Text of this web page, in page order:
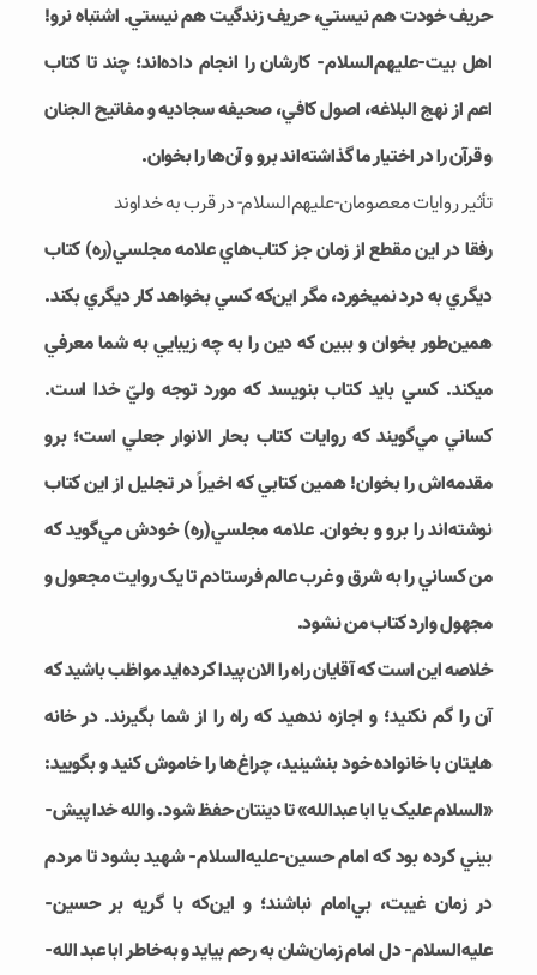
حريف خودت هم نيستي، حريف زندگيت هم نيستي. اشتباه نرو!
اهل بيت-علیهم‌السلام- کارشان را انجام داده‌­اند؛ چند تا کتاب
اعم از نهج البلاغه، اصول کافي، صحيفه سجاديه و مفاتيح الجنان
و قرآن را در اختيار ما گذاشته‌­اند برو و آن‌ها را بخوان.
تأثير روايات معصومان-علیهم‌السلام- در قرب به خداوند
رفقا در اين مقطع از زمان جز کتاب­‌هاي علامه مجلسي(ره) کتاب
ديگري به درد نمي‎خورد، مگر اين‌که کسي بخواهد کار ديگري بکند.
همين­‌طور بخوان و ببين که دين را به چه زيبايي به شما معرفي
مي‎کند. کسي بايد کتاب بنويسد که مورد توجه وليّ خدا است.
کساني مي‌­گويند که روايات کتاب بحار الانوار جعلي است؛ برو
مقدمه‌­اش را بخوان! همين کتابي که اخيراً در تجليل از اين کتاب
نوشته‌­اند را برو و بخوان. علامه مجلسي(ره) خودش مي‌­گويد که
من کساني را به شرق و غرب عالم فرستادم تا يک روايت مجعول و
مجهول وارد کتاب من نشود.
خلاصه اين است که آقايان راه را الان پيدا کرده‌­ايد مواظب باشيد که
آن را گم نکنيد؛ و اجازه ندهيد که راه را از شما بگيرند. در خانه­‌
هايتان با خانواده خود بنشينيد، چراغ­‌ها را خاموش کنيد و بگوييد:
«السلام عليک يا ابا عبدالله» تا دينتان حفظ شود. والله خدا پيش‌­
بيني کرده بود که امام حسين-علیه‌السلام- شهيد بشود تا مردم
در زمان غيبت، بي‌امام نباشند؛ و اين‌که با گريه بر حسين-
علیه‌السلام- دل امام زمان‌شان به رحم بيايد و به­‌خاطر ابا عبد الله-